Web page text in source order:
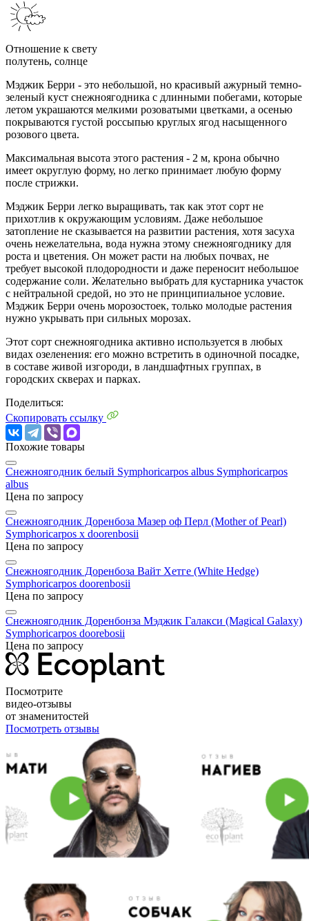
Отношение к свету
полутень, солнце
Мэджик Берри - это небольшой, но красивый ажурный темно-
зеленый куст снежноягодника с длинными побегами, которые
летом украшаются мелкими розоватыми цветками, а осенью
покрываются густой россыпью круглых ягод насыщенного
розового цвета.
Максимальная высота этого растения - 2 м, крона обычно
имеет округлую форму, но легко принимает любую форму
после стрижки.
Мэджик Берри легко выращивать, так как этот сорт не
прихотлив к окружающим условиям. Даже небольшое
затопление не сказывается на развитии растения, хотя засуха
очень нежелательна, вода нужна этому снежноягоднику для
роста и цветения. Он может расти на любых почвах, не
требует высокой плодородности и даже переносит небольшое
содержание соли. Желательно выбрать для кустарника участок
с нейтральной средой, но это не принципиальное условие.
Мэджик Берри очень морозостоек, только молодые растения
нужно укрывать при сильных морозах.
Этот сорт снежноягодника активно используется в любых
видах озеленения: его можно встретить в одиночной посадке,
в составе живой изгороди, в ландшафтных группах, в
городских скверах и парках.
Поделиться:
Скопировать ссылку
Похожие товары
Снежноягодник белый Symphoricarpos albus Symphoricarpos
albus
Цена по запросу
Снежноягодник Доренбоза Мазер оф Перл (Mother of Pearl)
Symphoricarpos x doorenbosii
Цена по запросу
Снежноягодник Доренбоза Вайт Хетге (White Hedge)
Symphoricarpos doorenbosii
Цена по запросу
Снежноягодник Доренбонза Мэджик Галакси (Magical Galaxy)
Symphoricarpos doorebosii
Цена по запросу
Посмотрите
видео-отзывы
от знаменитостей
Посмотреть отзывы